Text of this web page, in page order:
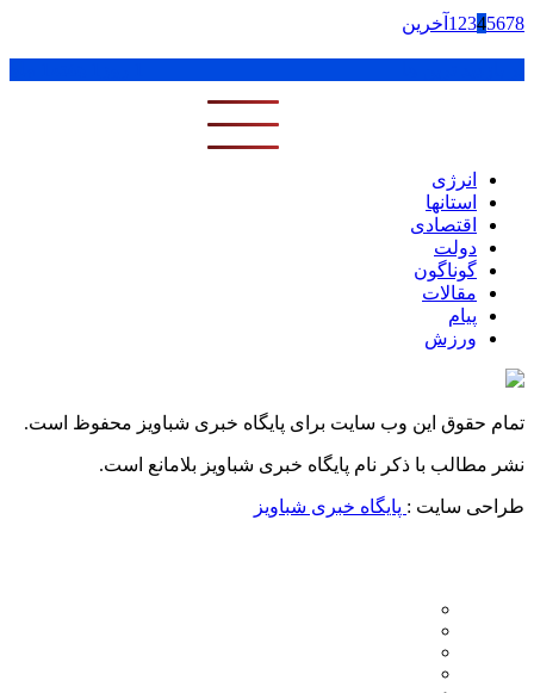
1 2345678 آخرین
انرژی
استانها
اقتصادی
دولت
گوناگون
مقالات
پیام
ورزش
تمام حقوق این وب سایت برای پایگاه خبری شباویز محفوظ است.
نشر مطالب با ذکر نام پایگاه خبری شباویز بلامانع است.
طراحی سایت : پایگاه خبری شباویز